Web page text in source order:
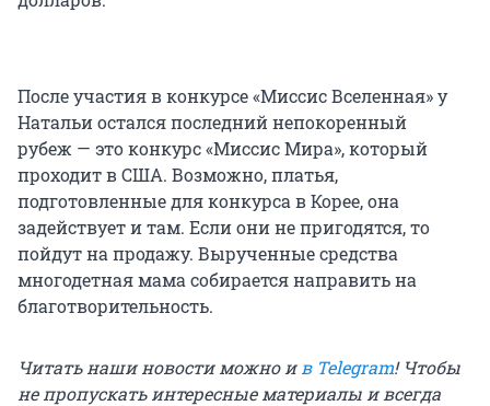
После участия в конкурсе «Миссис Вселенная» у
Натальи остался последний непокоренный
рубеж — это конкурс «Миссис Мира», который
проходит в США. Возможно, платья,
подготовленные для конкурса в Корее, она
задействует и там. Если они не пригодятся, то
пойдут на продажу. Вырученные средства
многодетная мама собирается направить на
благотворительность.
Читать наши новости можно и в Telegram! Чтобы
не пропускать интересные материалы и всегда